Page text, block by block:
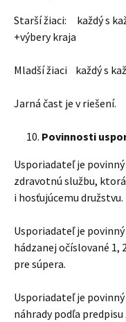
Starší žiaci: každý s
+výbery kraja
Mladší žiaci každý s
Jarná čast je v riešení.
Povinnosti
Usporiadateľ je
zdravotnú službu,
i hosťujúcemu družstvu.
Usporiadateľ je
hádzanej očíslované
pre súpera.
Usporiadateľ je
náhrady podľa predpisu .